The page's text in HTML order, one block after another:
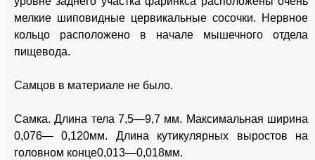
мелкие шиповидные цервикальные сосочки. Нервное
кольцо расположено в начале мышечного отдела
пищевода.
Самцов в материале не было.
Самка. Длина тела 7,5—9,7 мм. Максимальная ширина
0,076— 0,120мм. Длина кутикулярных выростов на
головном конце0,013—0,018мм.